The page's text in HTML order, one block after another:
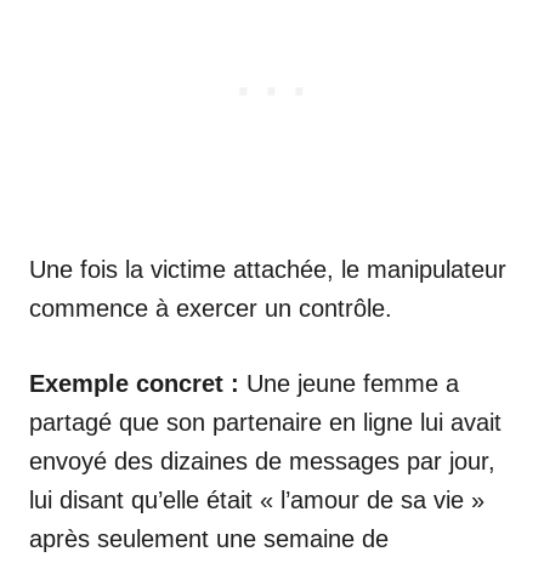
Une fois la victime attachée, le manipulateur
commence à exercer un contrôle.
Exemple concret : Une jeune femme a
partagé que son partenaire en ligne lui avait
envoyé des dizaines de messages par jour,
lui disant qu’elle était « l’amour de sa vie »
après seulement une semaine de